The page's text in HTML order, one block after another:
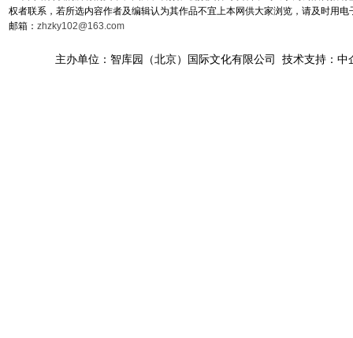
权者联系，若所选内容作者及编辑认为其作品不宜上本网供大家浏览，请及时用
邮箱： zhzky102@163.com
主办单位：智库园（北京）国际文化有限公司 技术支持：